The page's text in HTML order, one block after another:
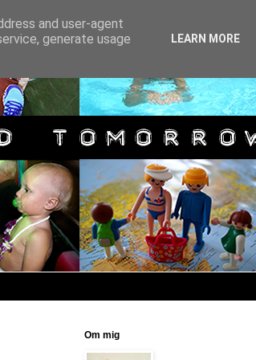
Om mig
and user-agent
generate usage
LEARN MORE